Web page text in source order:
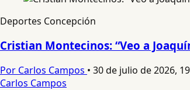
Deportes Concepción
Cristian Montecinos: “Veo a
Por Carlos Campos • 30 de julio de 2026,
Carlos Campos